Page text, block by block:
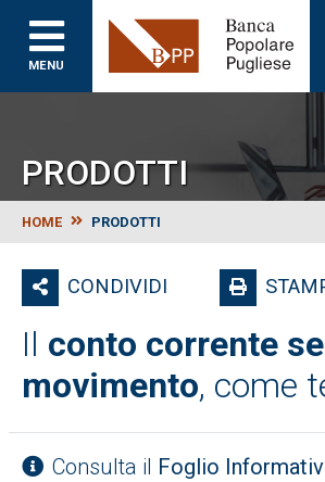
MENU
PRODOTTI
HOME PRODOTTI
CONDIVIDI
Il conto corrente
movimento, come
Consulta il Foglio